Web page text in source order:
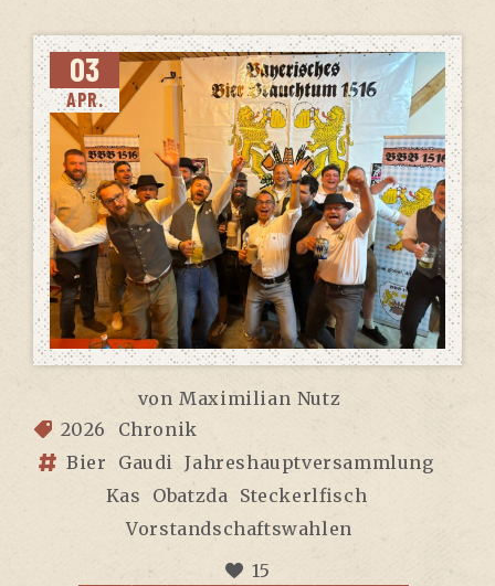
03
APR.
von Maximilian Nutz
2026
Chronik
Bier
Gaudi
Jahreshauptversammlung
Kas
Obatzda
Steckerlfisch
Vorstandschaftswahlen
15